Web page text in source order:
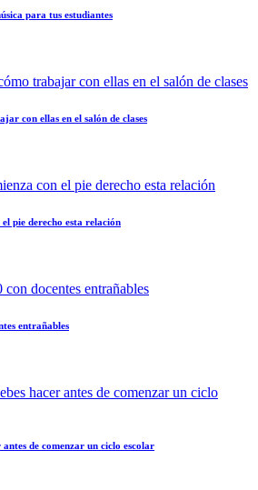
para tus estudiantes
con ellas en el salón de clases
pie derecho esta relación
entrañables
de comenzar un ciclo escolar